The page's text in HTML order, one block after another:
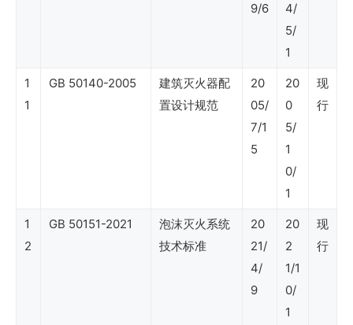
术）
9/6
4/
5/
1
1
1
GB 50140-2005
建筑灭火器配
置设计规范
20
05/
7/1
5
20
0
5/
1
0/
1
现
行
1
2
GB 50151-2021
泡沫灭火系统
技术标准
20
21/
4/
9
20
2
1/1
0/
1
现
行